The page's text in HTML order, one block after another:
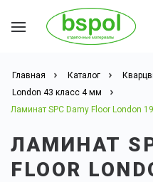
Главная Каталог
London 43 класс 4 мм
Ламинат SPC Damy Floor London
ЛАМИНАТ
FLOOR